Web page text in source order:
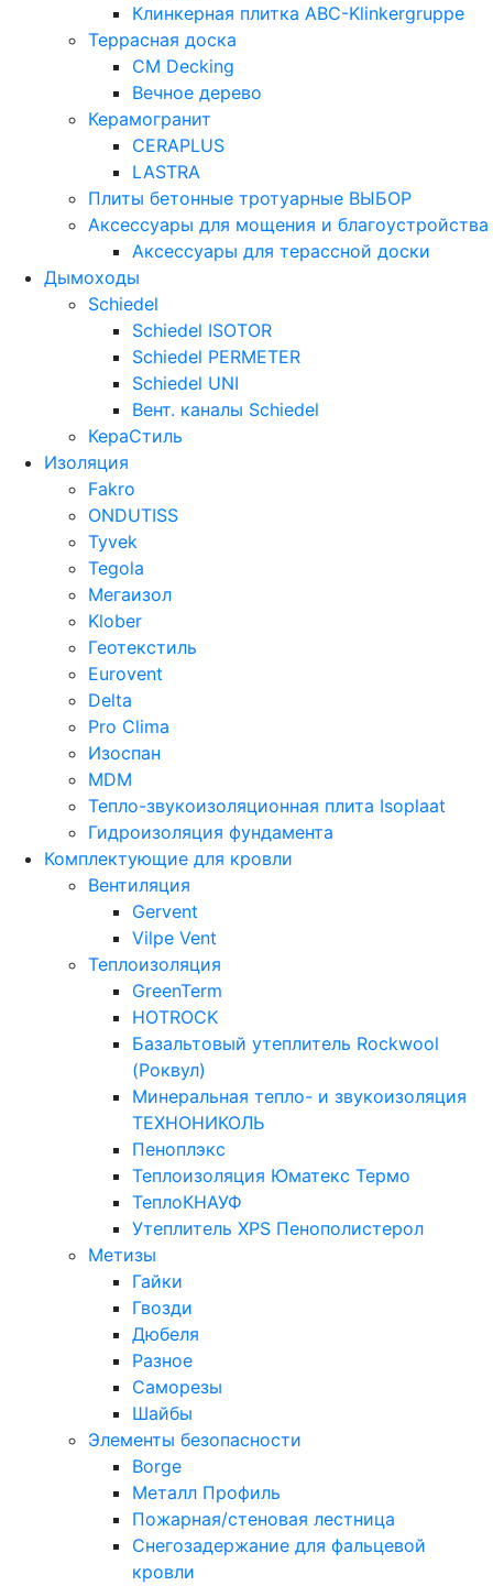
Клинкерная плитка ABC-Klinkergruppe
Террасная доска
CM Decking
Вечное дерево
Керамогранит
CERAPLUS
LASTRA
Плиты бетонные тротуарные ВЫБОР
Аксессуары для мощения и благоустройства
Аксессуары для терассной доски
Дымоходы
Schiedel
Schiedel ISOTOR
Schiedel PERMETER
Schiedel UNI
Вент. каналы Schiedel
КераСтиль
Изоляция
Fakro
ONDUTISS
Tyvek
Tegola
Мегаизол
Klober
Геотекстиль
Eurovent
Delta
Pro Clima
Изоспан
MDM
Тепло-звукоизоляционная плита Isoplaat
Гидроизоляция фундамента
Комплектующие для кровли
Вентиляция
Gervent
Vilpe Vent
Теплоизоляция
GreenTerm
HOTROCK
Базальтовый утеплитель Rockwool
(Роквул)
Минеральная тепло- и звукоизоляция
ТЕХНОНИКОЛЬ
Пеноплэкс
Теплоизоляция Юматекс Термо
ТеплоКНАУФ
Утеплитель XPS Пенополистерол
Метизы
Гайки
Гвозди
Дюбеля
Разное
Саморезы
Шайбы
Элементы безопасности
Borge
Металл Профиль
Пожарная/стеновая лестница
Снегозадержание для фальцевой
кровли